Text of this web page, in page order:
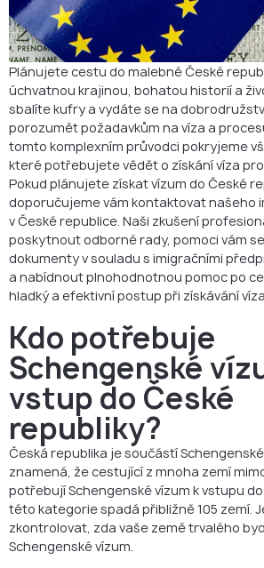
Jak dlouho trvá zpracování českého víza?
Kolik stojí podání žádosti o české vízum?
Jak dlouho můžeme zůstat v České republice
Mohu prodloužit své Schengenské vízum v
FAQ
Plánujete cestu do malebné České
úchvatnou krajinou, bohatou historií a
sbalíte kufry a vydáte se na
porozumět požadavkům na víza a
tomto komplexním průvodci pokryjeme
které potřebujete vědět o získání víza
Pokud plánujete získat vízum do České
doporučujeme vám kontaktovat našeho
v České republice. Naši zkušení
poskytnout odborné rady, pomoci vám
dokumenty v souladu s imigračními
a nabídnout plnohodnotnou pomoc po
hladký a efektivní postup při získávání
Kdo potřebuje
Schengenské
vstup do České
republiky?
Česká republika je součástí
znamená, že cestující z mnoha zemí
potřebují Schengenské vízum k vstupu
této kategorie spadá přibližně 105 zemí.
zkontrolovat, zda vaše země trvalého
Schengenské vízum.